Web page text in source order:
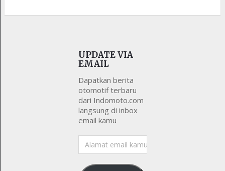
UPDATE VIA
EMAIL
Dapatkan berita
otomotif terbaru
dari Indomoto.com
langsung di inbox
email kamu
Alamat
email